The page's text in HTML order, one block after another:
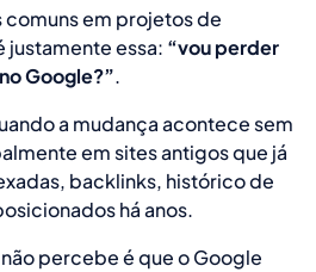
comuns em projetos de
justamente essa: “vou perder
Google?”.
a mudança acontece sem
em sites antigos que já
backlinks, histórico de
há anos.
percebe é que o Google